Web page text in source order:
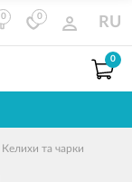
0 0 RU
0
Келихи та чарки